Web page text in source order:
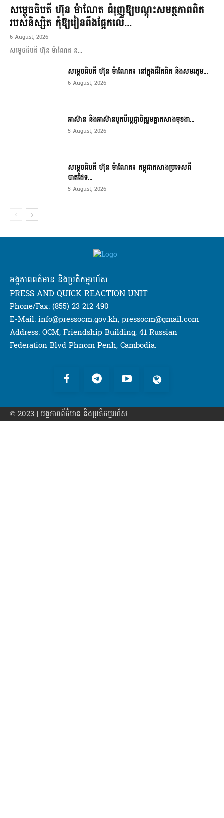
សម្តេចធិបតី ហ៊ុន ម៉ាណែត ជំរុញឱ្យបណ្តុះសមត្ថភាពពិត
របស់និស្សិត កុំឱ្យរៀនពឹងផ្អែកលើ...
6 August, 2026
សម្តេចធិបតី ហ៊ុន ម៉ាណែត ន...
សម្តេចធិបតី ហ៊ុន ម៉ាណែត៖ នៅក្នុងជីវិតពិត និងសមរភូម...
6 August, 2026
អាស៊ាន និងអាស៊ានបូកបីប្តេជ្ញាចិត្តរួមគ្នាកសាងមុខងា...
5 August, 2026
សម្ដេចធិបតី ហ៊ុន ម៉ាណែត៖ កម្ពុជាកសាងប្រទេសពី
បាតដៃទ...
5 August, 2026
អង្គភាពពត៌មាន និងប្រតិកម្មរហ័ស
PRESS AND QUICK REACTION UNIT
Phone/Fax: (855) 23 212 490
E-Mail: info@pressocm.gov.kh, pressocm@gmail.com
Address: OCM, Friendship Building, 41 Russian
Federation Blvd Phnom Penh, Cambodia.
© 2023 | អង្គភាព​ព័ត៌មាន​ និងប្រតិកម្មរហ័ស